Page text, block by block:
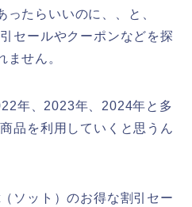
ったらいいのに、、と、
セールやクーポンなどを探
ません。
年、2023年、2024年と多
品を利用していくと思うん
ソット）のお得な割引セー